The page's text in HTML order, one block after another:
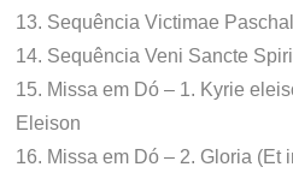
13. Sequência Victimae
14. Sequência Veni Sancte
15. Missa em Dó – 1. Kyrie
Eleison
16. Missa em Dó – 2. Gloria (Et